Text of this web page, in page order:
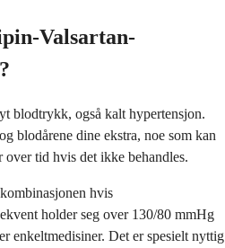
Valsartan-
blodtrykk, også kalt hypertensjon.
blodårene dine ekstra, noe som kan
tid hvis det ikke behandles.
hvis
holder seg over 130/80 mmHg
enkeltmedisiner. Det er spesielt nyttig